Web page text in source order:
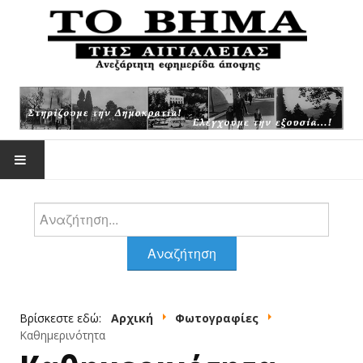
ΕΠΙΚΑΙΡΌΤΗΤΑ
ΆΡΘΡΑ ΖΟΥΡΌΠΟΥΛΟΥ
Αναζήτηση
Αναζήτηση
Βρίσκεστε εδώ: Αρχική
Φωτογραφίες
Καθημερινότητα